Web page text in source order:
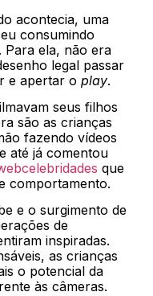
acontecia, uma
consumindo
Para ela, não era
legal passar
e apertar oplay.
seus filhos
são as crianças
fazendo vídeos
até já comentou
que
comportamento.
e o surgimento de
de
inspiradas.
as crianças
o potencial da
às câmeras.